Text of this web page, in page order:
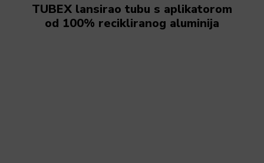
TUBEX lansirao tubu s aplikatorom
od 100% recikliranog aluminija